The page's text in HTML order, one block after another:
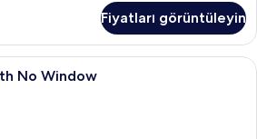
Fiyatları görüntüleyin
Odada kasa, masa, güneşlik/perde,
No Window